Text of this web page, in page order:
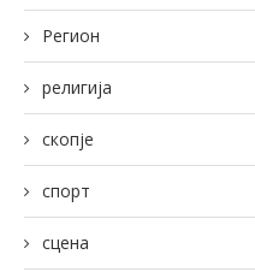
Регион
религија
скопје
спорт
сцена